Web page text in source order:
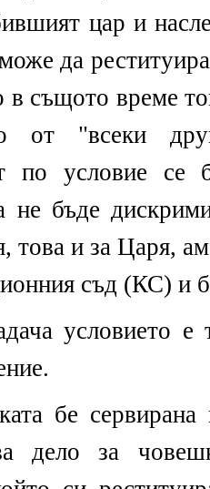
цар и
да
в същото време
от "всеки
по условие се
не бъде
това и за Царя,
съд (КС) и
условието е
бе
дело за